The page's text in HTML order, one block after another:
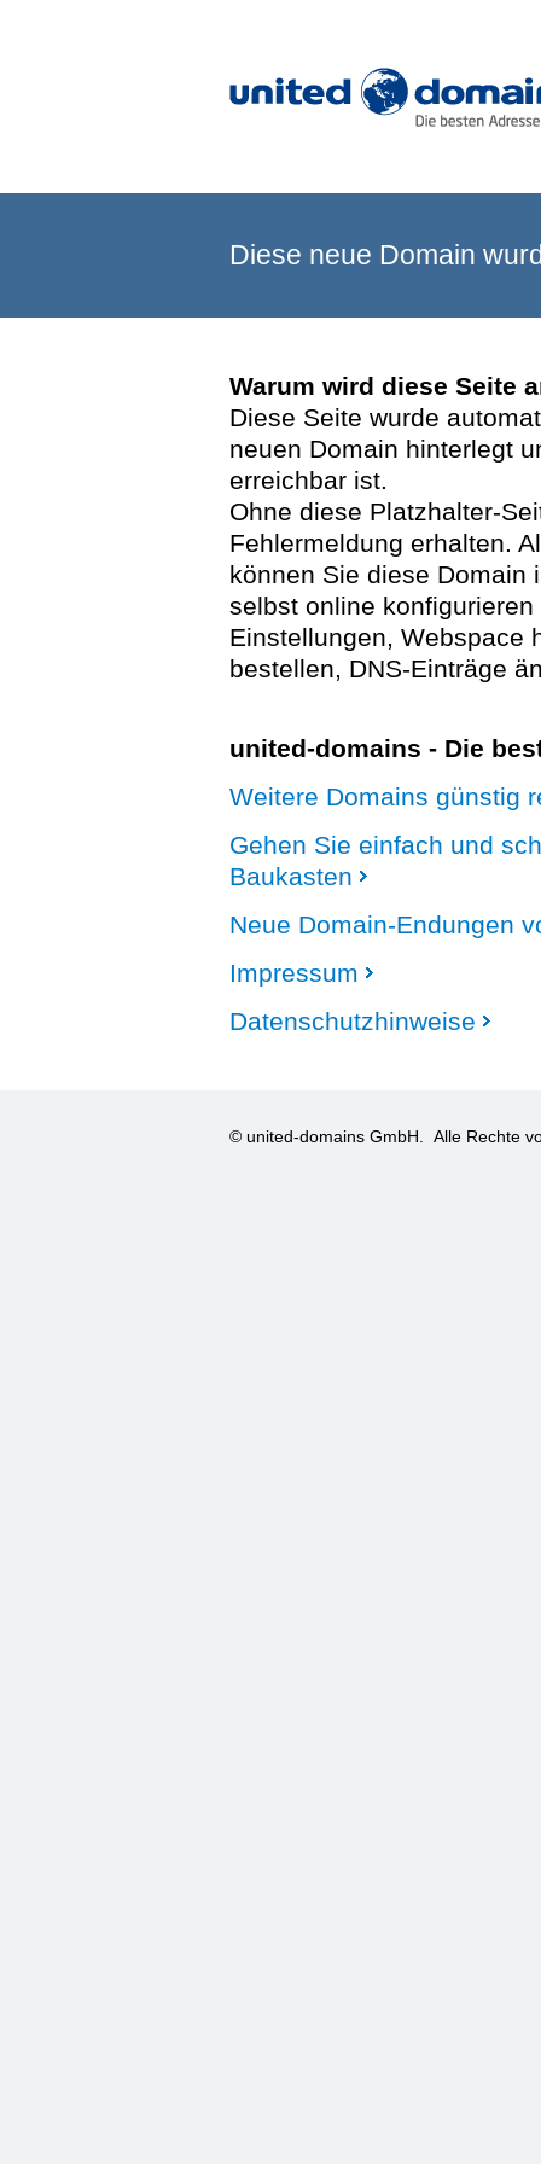
Diese neue Domain
Warum wird diese Seite
Diese Seite wurde
neuen Domain hinterlegt
erreichbar ist.
Ohne diese Platzhalter-
Fehlermeldung erhalten.
können Sie diese Domain
selbst online
Einstellungen, Webspace
bestellen, DNS-Einträge
united-domains - Die
Weitere Domains günstig
Gehen Sie einfach und
Baukasten
Neue Domain-Endungen
Impressum
Datenschutzhinweise
© united-domains GmbH. Alle Rechte